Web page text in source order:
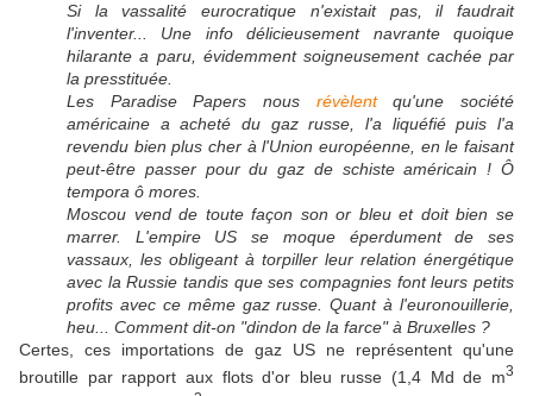
Si la vassalité eurocratique n'existait pas, il faudrait
l'inventer... Une info délicieusement navrante quoique
hilarante a paru, évidemment soigneusement cachée par
la presstituée.
Les Paradise Papers nous révèlentqu'une société
américaine a acheté du gaz russe, l'a liquéfié puis l'a
revendu bien plus cher à l'Union européenne, en le faisant
peut-être passer pour du gaz de schiste américain ! Ô
tempora ô mores.
Moscou vend de toute façon son or bleu et doit bien se
marrer. L'empire US se moque éperdument de ses
vassaux, les obligeant à torpiller leur relation énergétique
avec la Russie tandis que ses compagnies font leurs petits
profits avec ce même gaz russe. Quant à l'euronouillerie,
heu... Comment dit-on "dindon de la farce" à Bruxelles ?
Certes, ces importations de gaz US ne représentent qu'une
broutille par rapport aux flots d'or bleu russe (1,4 Md de m3